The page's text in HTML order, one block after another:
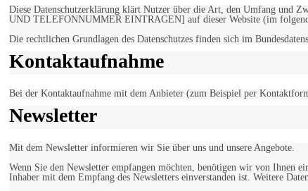
Diese Datenschutzerklärung klärt Nutzer über die Art, den Umfang und
UND TELEFONNUMMER EINTRAGEN] auf dieser Website (im
Die rechtlichen Grundlagen des Datenschutzes finden sich im
Kontaktaufnahme
Bei der Kontaktaufnahme mit dem Anbieter (zum Beispiel per
Newsletter
Mit dem Newsletter informieren wir Sie über uns und unsere Angebote.
Wenn Sie den Newsletter empfangen möchten, benötigen wir von Ihnen
Inhaber mit dem Empfang des Newsletters einverstanden ist. Weitere